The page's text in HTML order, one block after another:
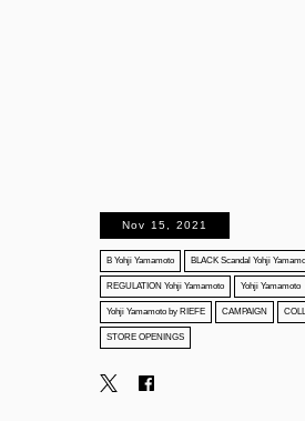
Nov 15, 2021
B Yohji Yamamoto BLACK Scandal Yohji
REGULATION Yohji Yamamoto Yohji Yamamoto
Yohji Yamamoto by RIEFE CAMPAIGN
STORE OPENINGS